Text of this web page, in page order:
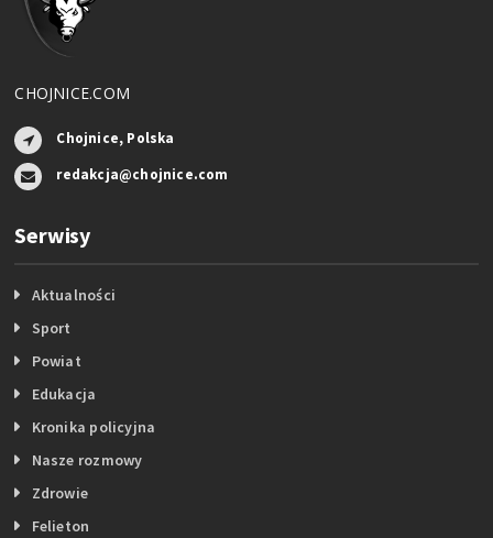
CHOJNICE.COM
Chojnice, Polska
redakcja@chojnice.com
Serwisy
Aktualności
Sport
Powiat
Edukacja
Kronika policyjna
Nasze rozmowy
Zdrowie
Felieton